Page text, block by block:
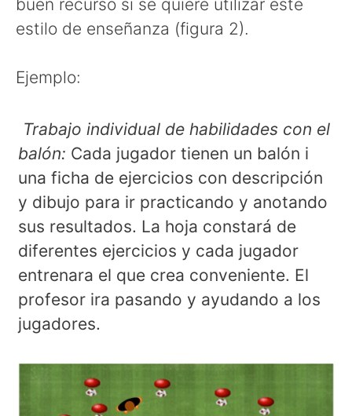
buen recurso si se quiere utilizar este
estilo de enseñanza (figura 2).
Ejemplo:
Trabajo individual de habilidades con el
balón: Cada jugador tienen un balón i
una ficha de ejercicios con descripción
y dibujo para ir practicando y anotando
sus resultados. La hoja constará de
diferentes ejercicios y cada jugador
entrenara el que crea conveniente. El
profesor ira pasando y ayudando a los
jugadores.